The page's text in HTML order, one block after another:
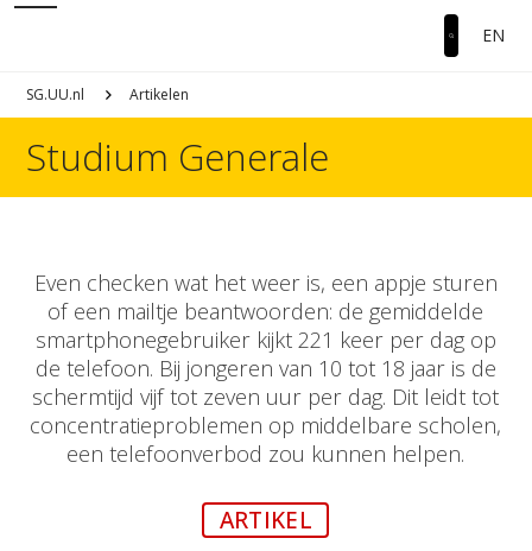
EN
SG.UU.nl Artikelen
Studium Generale
Even checken wat het weer is, een appje sturen
of een mailtje beantwoorden: de gemiddelde
smartphonegebruiker kijkt 221 keer per dag op
de telefoon. Bij jongeren van 10 tot 18 jaar is de
schermtijd vijf tot zeven uur per dag. Dit leidt tot
concentratieproblemen op middelbare scholen,
een telefoonverbod zou kunnen helpen.
ARTIKEL